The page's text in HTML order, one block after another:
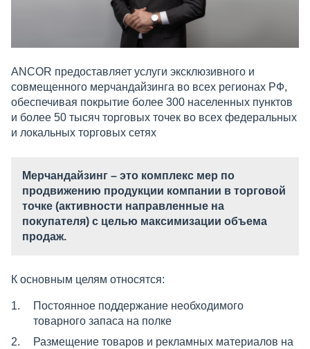
ANCOR предоставляет услуги эксклюзивного и
совмещенного мерчандайзинга во всех регионах РФ,
обеспечивая покрытие более 300 населенных пунктов
и более 50 тысяч торговых точек во всех федеральных
и локальных торговых сетях
Мерчандайзинг – это комплекс мер по
продвижению продукции компании в торговой
точке (активности направленные на
покупателя) с целью максимизации объема
продаж.
К основным целям относятся:
Постоянное поддержание необходимого
товарного запаса на полке
Размещение товаров и рекламных материалов на